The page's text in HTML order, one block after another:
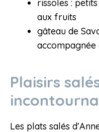
rissoles :
aux fruits
gâteau de
accompagnée
Plaisirs
Les plats salés